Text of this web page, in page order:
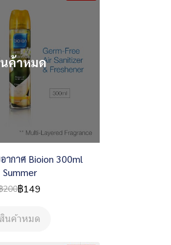
ค้าหมด
ากาศ Bioion 300ml
Summer
200฿149
สินค้าหมด